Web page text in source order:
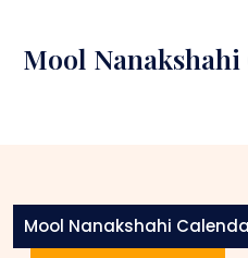
contentMool
Mool Nanakshahi